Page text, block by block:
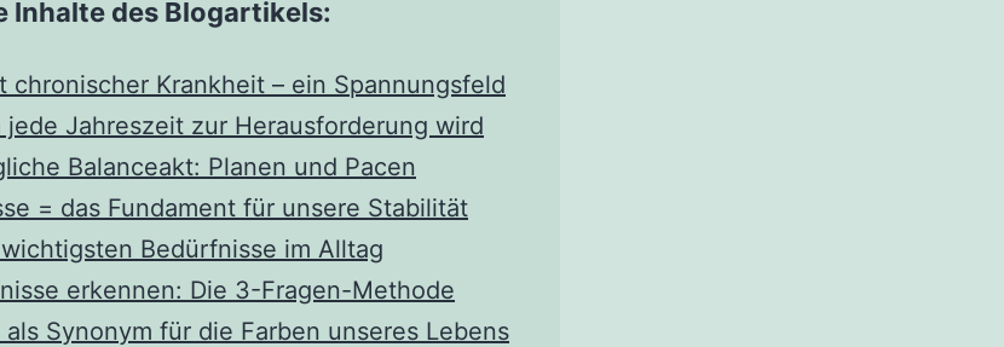
Inhalte des Blogartikels:
chronischer Krankheit – ein Spannungsfeld
jede Jahreszeit zur Herausforderung wird
Balanceakt: Planen und Pacen
= das Fundament für unsere Stabilität
Bedürfnisse im Alltag
erkennen: Die 3-Fragen-Methode
Synonym für die Farben unseres Lebens